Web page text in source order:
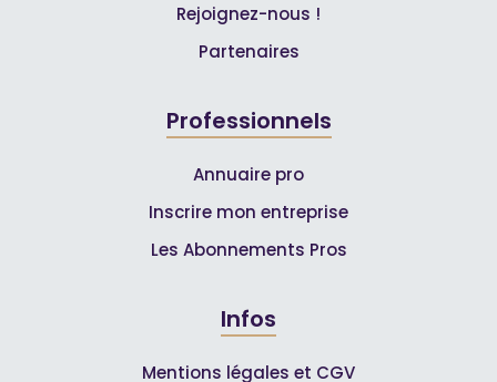
Rejoignez-nous !
Partenaires
Professionnels
Annuaire pro
Inscrire mon entreprise
Les Abonnements Pros
Infos
Mentions légales et CGV